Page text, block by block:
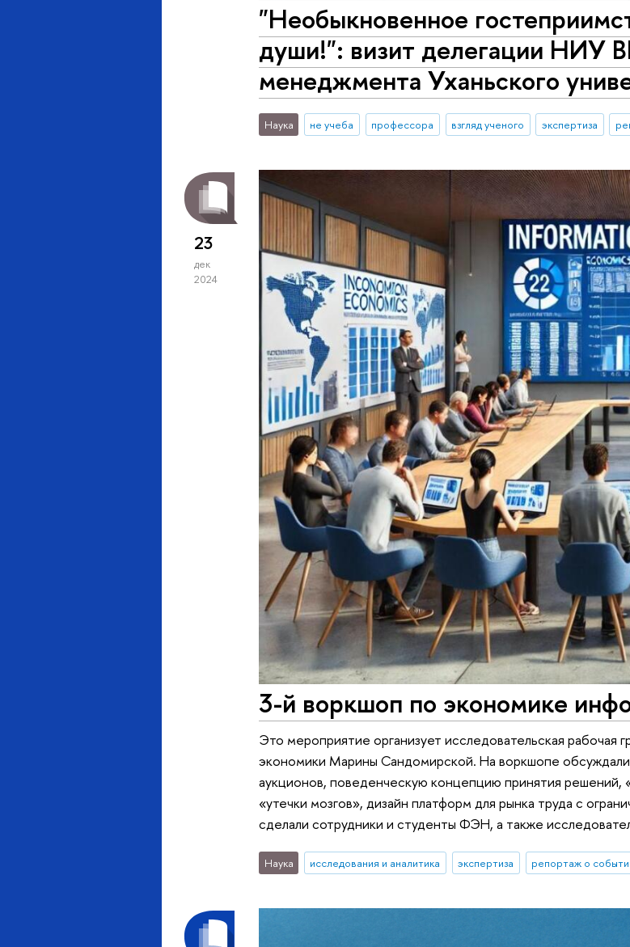
"Необыкновенное
души!": визит делегации НИУ
менеджмента Уханьского
Наука не учеба профессора взгляд ученого экспертиза
23
дек
2024
3-й воркшоп по экономике
Это мероприятие организует исследовательская
экономики Марины Сандомирской. На воркшопе
аукционов, поведенческую концепцию принятия решений,
«утечки мозгов», дизайн платформ для рынка труда с
сделали сотрудники и студенты ФЭН, а также
Наука исследования и аналитика экспертиза репортаж о